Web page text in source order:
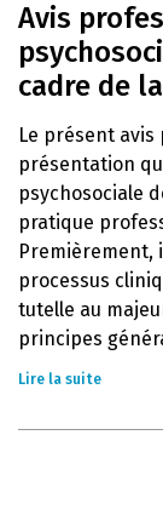
Avis
cadre de
Le présent
présentation
psychosociale
pratique
Premièrement,
processus
tutelle au
principes
Lire la suite